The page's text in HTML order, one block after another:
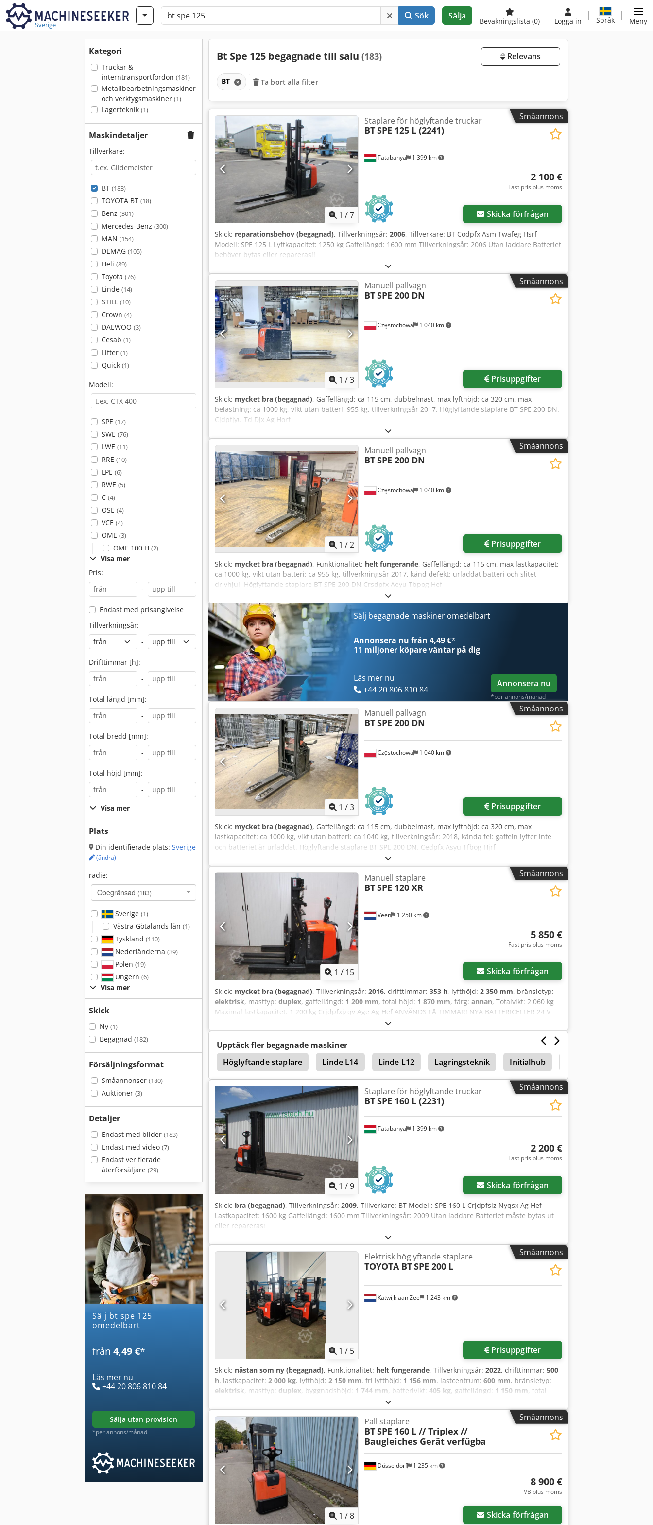
Sverige
Sök Sälja
Bevakningslista (0) Logga in Språk Meny
Kategori
Truckar &
interntransportfordon (181)
Metallbearbetningsmaskiner
och verktygsmaskiner (1)
Lagerteknik (1)
Maskindetaljer
Tillverkare:
BT (183)
TOYOTA BT (18)
Benz (301)
Mercedes-Benz (300)
MAN (154)
DEMAG (105)
Heli (89)
Toyota (76)
Linde (14)
STILL (10)
Crown (4)
DAEWOO (3)
Cesab (1)
Lifter (1)
Quick (1)
Modell:
SPE (17)
SWE (76)
LWE (11)
RRE (10)
LPE (6)
RWE (5)
C (4)
OSE (4)
VCE (4)
OME (3)
OME 100 H (2)
Visa mer
Pris:
-
Endast med prisangivelse
Tillverkningsår:
-
Drifttimmar [h]:
-
Total längd [mm]:
-
Total bredd [mm]:
-
Total höjd [mm]:
-
Visa mer
Plats
Din identifierade plats: Sverige
(ändra)
radie:
Obegränsad (183)
Sverige (1)
Västra Götalands län (1)
Tyskland (110)
Nederländerna (39)
Polen (19)
Ungern (6)
Visa mer
Skick
Ny (1)
Begagnad (182)
Försäljningsformat
Småannonser (180)
Auktioner (3)
Detaljer
Endast med bilder (183)
Endast med video (7)
Endast verifierade
återförsäljare (29)
Sälj bt spe 125
omedelbart
från 4,49 €*
Läs mer nu
+44 20 806 810 84
sälja utan provision
*per annons/månad
Bt Spe 125 begagnade till salu (183) Relevans
BT Ta bort alla filter
Småannons
1 /7
Tatabánya 1 399 km
Staplare för höglyftande truckar
BTSPE 125 L (2241)
2 100 €
Fast pris plus moms
Skicka förfrågan
Skick: reparationsbehov (begagnad), Tillverkningsår: 2006, Tillverkare: BT Codpfx Asm Twafeg Hsrf
Modell: SPE 125 L Lyftkapacitet: 1250 kg Gaffellängd: 1600 mm Tillverkningsår: 2006 Utan laddare Batteriet
behöver bytas eller repareras!!
Småannons
1 /3
Częstochowa 1 040 km
Manuell pallvagn
BTSPE 200 DN
Prisuppgifter
Skick: mycket bra (begagnad), Gaffellängd: ca 115 cm, dubbelmast, max lyfthöjd: ca 320 cm, max
belastning: ca 1000 kg, vikt utan batteri: 955 kg, tillverkningsår 2017. Höglyftande staplare BT SPE 200 DN.
Cjdpfjyu Td Djx Ag Horf
Småannons
1 /2
Częstochowa 1 040 km
Manuell pallvagn
BTSPE 200 DN
Prisuppgifter
Skick: mycket bra (begagnad), Funktionalitet: helt fungerande, Gaffellängd: ca 115 cm, max lastkapacitet:
ca 1000 kg, vikt utan batteri: ca 955 kg, tillverkningsår 2017, känd defekt: urladdat batteri och slitet
drivhjul. Höglyftande staplare BT SPE 200 DN Crsdpfx Aeyu Tbpog Hef
Sälj begagnade maskiner omedelbart
Annonsera nu från 4,49 €*
11 miljoner köpareväntar på dig
Läs mer nu
+44 20 806 810 84
Annonsera nu
*per annons/månad
Småannons
1 /3
Częstochowa 1 040 km
Manuell pallvagn
BTSPE 200 DN
Prisuppgifter
Skick: mycket bra (begagnad), Gaffellängd: ca 115 cm, dubbelmast, max lyfthöjd: ca 320 cm, max
lastkapacitet: ca 1000 kg, vikt utan batteri: ca 1040 kg, tillverkningsår: 2018, kända fel: gaffeln lyfter inte
och batteriet är urladdat. Höglyftande staplare BT SPE 200 DN. Cedpfx Asyu Tfbog Hjrf
Småannons
1 / 15
Veen 1 250 km
Manuell staplare
BTSPE 120 XR
5 850 €
Fast pris plus moms
Skicka förfrågan
Skick: mycket bra (begagnad), Tillverkningsår: 2016, drifttimmar: 353 h, lyfthöjd: 2 350 mm, bränsletyp:
elektrisk, masttyp: duplex, gaffellängd: 1 200 mm, total höjd: 1 870 mm, färg: annan, Totalvikt: 2 060 kg
Maximal lastkapacitet: 1 200 kg Crjdpfxjzqv Age Ag Hef ANVÄNDS FÅ TIMMAR! NYA BATTERICELLER 24 V
5PzB 430 Ah med central påfyllning, 220 V högfrekvensladdare, teleskopgafflar 1200–2000 mm, mast för
skjutlast, sidoförskjutningsanordning för gafflar, servostyrning, fällbar plattform, väl underhållen!
Upptäck fler begagnade maskiner
Höglyftande staplare
Linde L14 Linde L12 Lagringsteknik Initialhub
Linde T16 Skruv Jacks
Småannons
1 /9
Tatabánya 1 399 km
Staplare för höglyftande truckar
BTSPE 160 L (2231)
2 200 €
Fast pris plus moms
Skicka förfrågan
Skick: bra (begagnad), Tillverkningsår: 2009, Tillverkare: BT Modell: SPE 160 L Crjdpfslz Nyqsx Ag Hef
Lastkapacitet: 1600 kg Gaffellängd: 1600 mm Tillverkningsår: 2009 Utan laddare Batteriet måste bytas ut
eller repareras!
Småannons
1 / 5
Katwijk aan Zee 1 243 km
Elektrisk höglyftande staplare
TOYOTA BTSPE 200 L
Prisuppgifter
Skick: nästan som ny (begagnad), Funktionalitet: helt fungerande, Tillverkningsår: 2022, drifttimmar: 500
h, lastkapacitet: 2 000 kg, lyfthöjd: 2 150 mm, fri lyfthöjd: 1 156 mm, lastcentrum: 600 mm, bränsletyp:
elektrisk, masttyp: duplex, byggnadshöjd: 1 744 mm, batterivikt: 405 kg, gaffellängd: 1 150 mm, total
, 2 STYCKEN I LAGER Cjdpfjzibbfox Ag Hsrf BYGGÅR NOV 2022
BATTERIER 2023 INKLUSIVE LADDAR I UTOMORDENTLIGT SKICK
Småannons
1 /8
Düsseldorf 1 235 km
Pall staplare
BTSPE 160 L // Triplex //
Baugleiches Gerät verfügba
8 900 €
VB plus moms
Skicka förfrågan